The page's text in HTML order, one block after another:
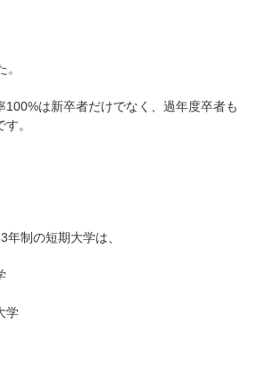
100%は新卒者だけでなく、過年度卒者も
。
制の短期大学は、
学